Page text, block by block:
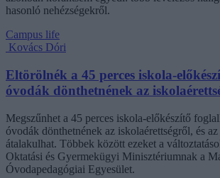
hasonló nehézségekről.
Campus life
Kovács Dóri
Eltörölnék a 45 perces iskola-
óvodák dönthetnének az
Megszűnhet a 45 perces iskola-előkészítő
óvodák dönthetnének az iskolaérettségről, és
átalakulhat. Többek között ezeket a
Oktatási és Gyermekügyi Minisztériumnak a
Óvodapedagógiai Egyesület.